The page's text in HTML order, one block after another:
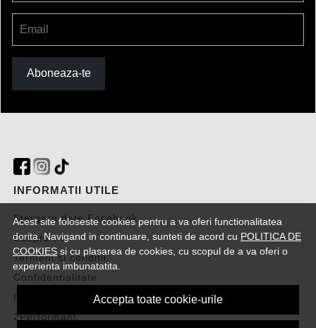
Acest site foloseste cookies pentru a va oferi functionalitatea
dorita. Navigand in continuare, sunteti de acord cu POLITICA DE
COOKIES si cu plasarea de cookies, cu scopul de a va oferi o
experienta imbunatatita.
Accepta toate cookie-urile
Email
Aboneaza-te
INFORMATII UTILE
Stergere date Facebook
Despre noi
Termeni si conditii
Confidentialitate
Politica de Cookies
2Performant